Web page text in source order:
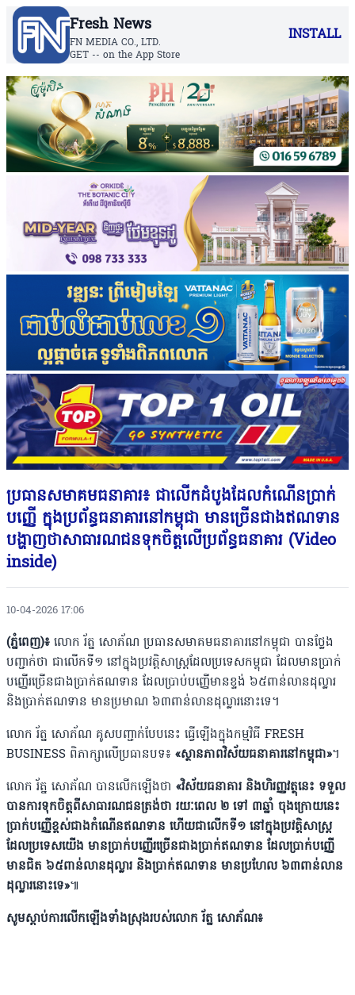
Fresh News
FN MEDIA CO., LTD.
GET -- on the App Store
INSTALL
ប្រធានសមាគមធនាគារ៖ ជាលើកដំបូងដែលកំណើនប្រាក់
បញ្ញើ ក្នុងប្រព័ន្ធធនាគារនៅកម្ពុជា មានច្រើនជាងឥណទាន
បង្ហាញថាសាធារណជនទុកចិត្តលើប្រព័ន្ធធនាគារ (Video
inside)
10-04-2026 17:06
(ភ្នំពេញ)៖ លោក រ័ត្ន សោភ័ណ ប្រធានសមាគមធនាគារនៅកម្ពុជា បានថ្លែង
បញ្ជាក់ថា ជាលើកទី១ នៅក្នុងប្រវត្តិសាស្ត្រដែលប្រទេសកម្ពុជា ដែលមានប្រាក់
បញ្ញើរច្រើនជាងប្រាក់ឥណទាន ដែលប្រាប់បញ្ញើមានខ្ទង់ ៦៥ពាន់លានដុល្លារ
និងប្រាក់ឥណទាន មានប្រមាណ ៦៣ពាន់លានដុល្លារនោះទេ។
លោក រ័ត្ន​ សោភ័ណ គូសបញ្ជាក់បែបនេះ ធ្វើឡើងក្នុងកម្មវិធី FRESH
BUSINESS​ ពិភាក្សាលើប្រធានបទ៖ «ស្ថានភាពវិស័យធនាគារនៅកម្ពុជា»។
លោក រ័ត្ន សោភ័ណ បានលើកឡើងថា «វិស័យធនាគារ និងហិរញ្ញវត្ថុនេះ ទទួល
បានការទុកចិត្តពីសាធារណជនត្រង់ថា រយៈពេល ២ ទៅ ៣ឆ្នាំ ចុងក្រោយនេះ
ប្រាក់បញ្ញើខ្ពស់ជាងកំណើនឥណទាន ហើយជាលើកទី១ នៅក្នុងប្រវត្តិសាស្ត្រ
ដែលប្រទេសយើង មានប្រាក់បញ្ញើរច្រើនជាងប្រាក់ឥណទាន ដែលប្រាក់បញ្ញើ
មានជិត ៦៥ពាន់លានដុល្លារ និងប្រាក់ឥណទាន មានប្រហែល ៦៣ពាន់លាន
ដុល្លារនោះទេ»៕
សូមស្តាប់ការលើកឡើងទាំងស្រុងរបស់លោក រ័ត្ន​ សោភ័ណ៖